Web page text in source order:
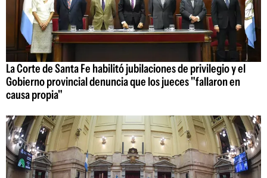
La Corte de Santa Fe habilitó jubilaciones de privilegio y el
Gobierno provincial denuncia que los jueces "fallaron en
causa propia"